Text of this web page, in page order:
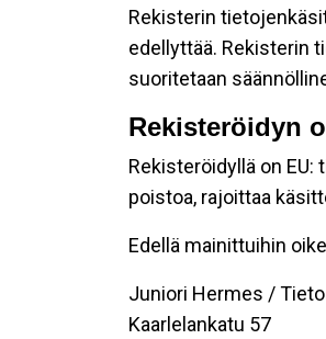
Rekisterin
edellyttää. Rekisterin
suoritetaan
Rekisteröidyn
Rekisteröidyllä on
poistoa, rajoittaa
Edellä mainittuihin
Juniori Hermes /
Kaarlelankatu 57